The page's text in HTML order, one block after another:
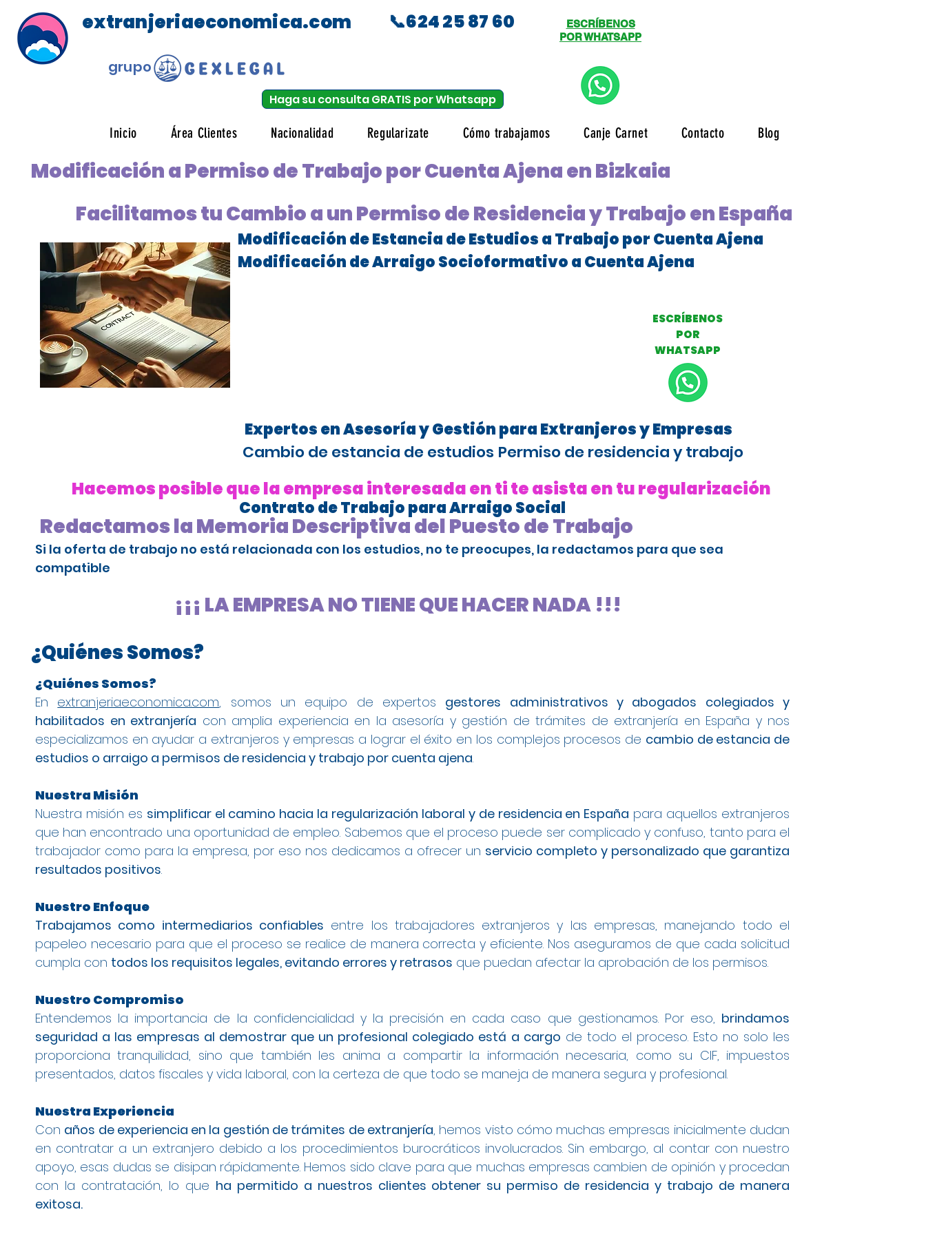
extranjeriaeconomica.com
grupo
📞624 25 87 60
Haga su consulta GRATIS por Whatsapp
ESCRÍBENOS
POR WHATSAPP
Inicio Área Clientes Nacionalidad Regularizate Cómo trabajamos Canje Carnet Contacto Blog
Modificación a Permiso de Trabajo por Cuenta Ajena en Bizkaia
Facilitamos tu Cambio a un Permiso de Residencia y Trabajo en España
Modificación de Estancia de Estudios a Trabajo por Cuenta Ajena
ESCRÍBENOS
POR
WHATSAPP
Modificación de Arraigo Socioformativo a Cuenta Ajena
Expertos en Asesoría y Gestión para Extranjeros y Empresas
Cambio de estancia de estudios Permiso de residencia y trabajo
Contrato de Trabajo para Arraigo Social
Hacemos posible que la empresa interesada en ti te asista en tu regularización
Redactamos la Memoria Descriptiva del Puesto de Trabajo
Si la oferta de trabajo no está relacionada con los estudios, no te preocupes, la redactamos para que sea
compatible
¡¡¡ LA EMPRESA NO TIENE QUE HACER NADA !!!
¿Quiénes Somos?
¿Quiénes Somos?
En extranjeriaeconomica.com, somos un equipo de expertos gestores administrativos y abogados colegiados y
habilitados en extranjería con amplia experiencia en la asesoría y gestión de trámites de extranjería en España y nos
especializamos en ayudar a extranjeros y empresas a lograr el éxito en los complejos procesos de cambio de estancia de
estudios o arraigo a permisos de residencia y trabajo por cuenta ajena.
Nuestra Misión
Nuestra misión es simplificar el camino hacia la regularización laboral y de residencia en España para aquellos extranjeros
que han encontrado una oportunidad de empleo. Sabemos que el proceso puede ser complicado y confuso, tanto para el
trabajador como para la empresa, por eso nos dedicamos a ofrecer un servicio completo y personalizado que garantiza
resultados positivos.
Nuestro Enfoque
Trabajamos como intermediarios confiables entre los trabajadores extranjeros y las empresas, manejando todo el
papeleo necesario para que el proceso se realice de manera correcta y eficiente. Nos aseguramos de que cada solicitud
cumpla con todos los requisitos legales, evitando errores y retrasos que puedan afectar la aprobación de los permisos.
Nuestro Compromiso
Entendemos la importancia de la confidencialidad y la precisión en cada caso que gestionamos. Por eso, brindamos
seguridad a las empresas al demostrar que un profesional colegiado está a cargo de todo el proceso. Esto no solo les
proporciona tranquilidad, sino que también les anima a compartir la información necesaria, como su CIF, impuestos
presentados, datos fiscales y vida laboral, con la certeza de que todo se maneja de manera segura y profesional.
Nuestra Experiencia
Con años de experiencia en la gestión de trámites de extranjería, hemos visto cómo muchas empresas inicialmente dudan
en contratar a un extranjero debido a los procedimientos burocráticos involucrados. Sin embargo, al contar con nuestro
apoyo, esas dudas se disipan rápidamente. Hemos sido clave para que muchas empresas cambien de opinión y procedan
con la contratación, lo que ha permitido a nuestros clientes obtener su permiso de residencia y trabajo de manera
exitosa.